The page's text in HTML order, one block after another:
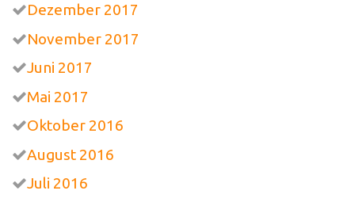
Dezember 2017
November 2017
Juni 2017
Mai 2017
Oktober 2016
August 2016
Juli 2016